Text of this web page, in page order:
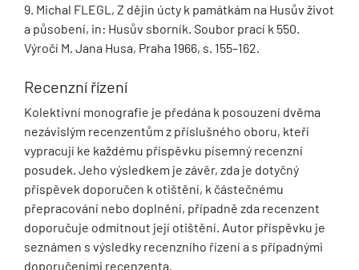
9. Michal FLEGL, Z dějin úcty k památkám na Husův život
a působení, in: Husův sborník. Soubor prací k 550.
Výročí M. Jana Husa, Praha 1966, s. 155–162.
Recenzní řízení
Kolektivní monografie je předána k posouzení dvěma
nezávislým recenzentům z příslušného oboru, kteří
vypracují ke každému příspěvku písemný recenzní
posudek. Jeho výsledkem je závěr, zda je dotyčný
příspěvek doporučen k otištění, k částečnému
přepracování nebo doplnění, případně zda recenzent
doporučuje odmítnout její otištění. Autor příspěvku je
seznámen s výsledky recenzního řízení a s případnými
doporučeními recenzenta.